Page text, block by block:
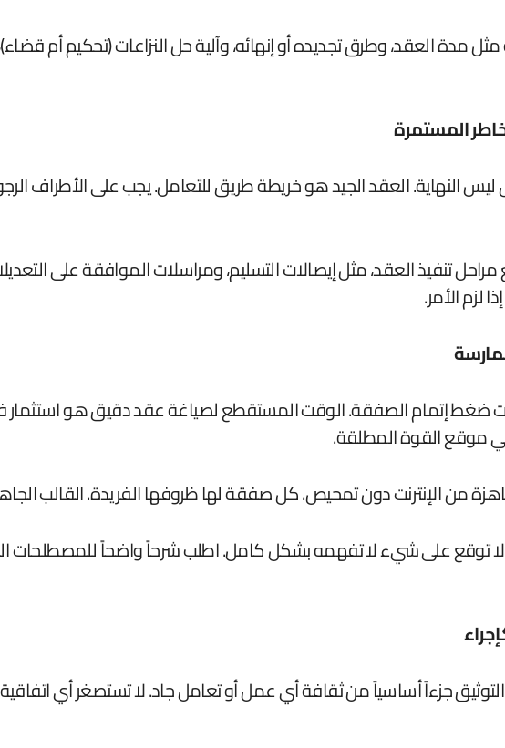
مدة العقد، وطرق تجديده أو إنهائه، وآلية حل النزاعات (تحكيم أم
المستمرة
النهاية. العقد الجيد هو خريطة طريق للتعامل. يجب على الأطراف
تنفيذ العقد، مثل إيصالات التسليم، ومراسلات الموافقة على
لزم الأمر.
ضغط إتمام الصفقة. الوقت المستقطع لصياغة عقد دقيق هو
موقع القوة المطلقة.
من الإنترنت دون تمحيص. كل صفقة لها ظروفها الفريدة. القالب
توقع على شيء لا تفهمه بشكل كامل. اطلب شرحاً واضحاً للمصطلحات
التوثيق جزءاً أساسياً من ثقافة أي عمل أو تعامل جاد. لا تستصغر أي